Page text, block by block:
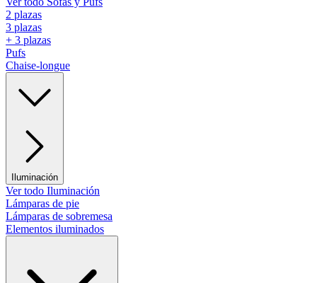
2 plazas
3 plazas
+ 3 plazas
Pufs
Chaise-longue
Iluminación
Ver todo Iluminación
Lámparas de pie
Lámparas de sobremesa
Elementos iluminados